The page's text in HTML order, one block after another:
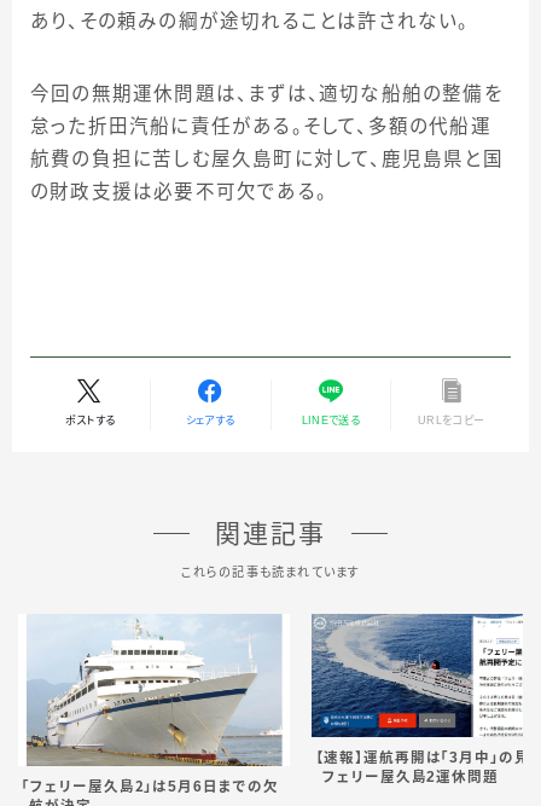
あり、その頼みの綱が途切れることは許されない。
今回の無期運休問題は、まずは、適切な船舶の整備を
怠った折田汽船に責任がある。そして、多額の代船運
航費の負担に苦しむ屋久島町に対して、鹿児島県と国
の財政支援は必要不可欠である。
ポストする シェアする LINEで送る URLをコピー
関連記事
これらの記事も読まれています
「フェリー屋久島２」は5月6日までの欠
【速報】運航再開は「3月中」の
フェリー屋久島2運休問題